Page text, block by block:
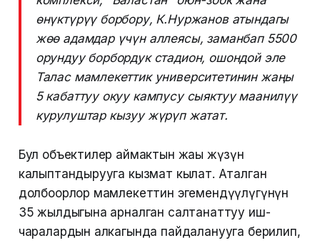
өнүктүрүү борбору, К.Нуржанов атындагы
жөө адамдар үчүн аллеясы, заманбап 5500
орундуу борбордук стадион, ошондой эле
Талас мамлекеттик университетинин жаңы
5 кабаттуу окуу кампусу сыяктуу маанилүү
курулуштар кызуу жүрүп жатат.
Бул объектилер аймактын жаңы жүзүн
калыптандырууга кызмат кылат. Аталган
долбоорлор мамлекеттин эгемендүүлүгүнүн
35 жылдыгына арналган салтанаттуу иш-
чаралардын алкагында пайдаланууга берилип,